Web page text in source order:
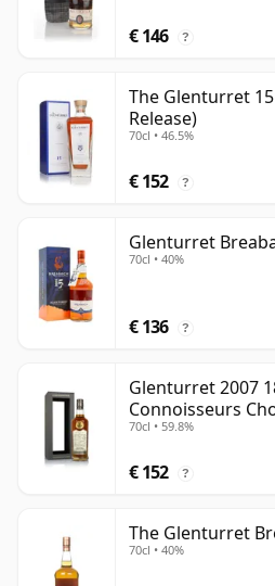
€ 146 ?
The Glenturret
Release)
70cl • 46.5%
€ 152 ?
Glenturret
70cl • 40%
€ 136 ?
Glenturret 2007
Connoisseurs
70cl • 59.8%
€ 152 ?
The Glenturret
70cl • 40%